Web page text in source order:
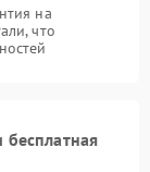
на
что